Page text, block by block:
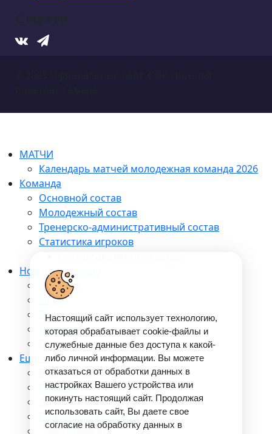
Соцсети
Настоящий сайт использует технологию,
которая обрабатывает cookie-файлы и
служебные данные без доступа к какой-
либо личной информации. Вы можете
отказаться от обработки данных в
настройках Вашего устройства или
покинуть настоящий сайт. Продолжая
использовать сайт, Вы даете свое
согласие на обработку данных в
МАТЧИ
Календарь матчей молодежная команда 2026
Команда
Основной состав
Молодежный состав
Тренерско-административный состав
Статистика игроков
Новости и медиа
Новости
Фото
Видео
Логотип
Программы матчей
Еще •••
Руководство
Стадион
Документы
ПФК Крылья Советов
">Академия КС